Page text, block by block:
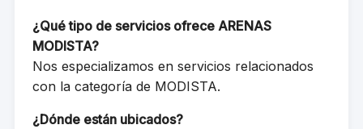
¿Qué tipo de servicios ofrece ARENAS
MODISTA?
Nos especializamos en servicios relacionados
con la categoría de MODISTA.
¿Dónde están ubicados?